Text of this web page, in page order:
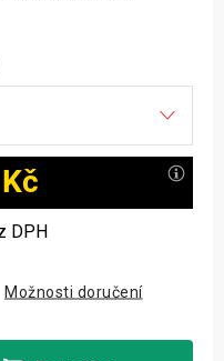
DPH
Možnosti doručení